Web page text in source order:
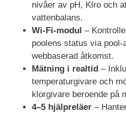
nivåer av pH, Klro och
vattenbalans.
Wi-Fi-modul –
poolens status via pool-
webbaserad åtkomst.
Mätning i realtid –
temperaturgivare och
klorgivare beroende på
4–5 hjälpreläer–